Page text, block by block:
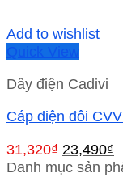
Add to wishlist
Quick View
Dây điện Cadivi
Cáp điện đôi
31,320₫ Giá
gốc
23,490₫
Danh mục sản